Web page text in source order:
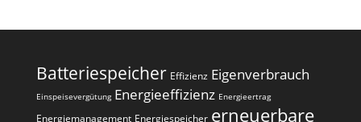
t
i
v
Batteriespeicher Effizienz Eigenverbrauch
Einspeisevergütung Energieeffizienz Energieertrag
Energiemanagement Energiespeicher erneuerbare